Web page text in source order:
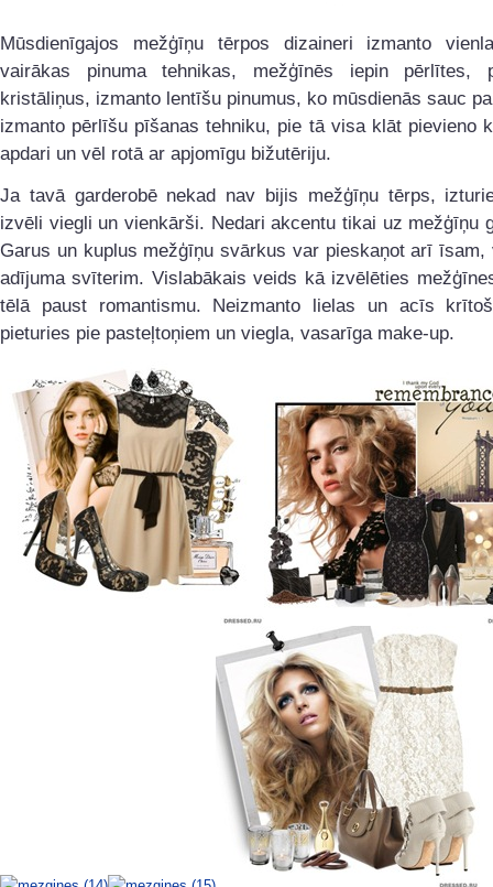
Mūsdienīgajos mežģīņu tērpos dizaineri izmanto
vairākas pinuma tehnikas, mežģīnēs iepin pērlītes,
kristāliņus, izmanto lentīšu pinumus, ko mūsdienās sauc
izmanto pērlīšu pīšanas tehniku, pie tā visa klāt pievieno
apdari un vēl rotā ar apjomīgu bižutēriju.
Ja tavā garderobē nekad nav bijis mežģīņu tērps,
izvēli viegli un vienkārši. Nedari akcentu tikai uz mežģīņu
Garus un kuplus mežģīņu svārkus var pieskaņot arī īsam,
adījuma svīterim. Vislabākais veids kā izvēlēties
tēlā paust romantismu. Neizmanto lielas un acīs
pieturies pie pasteļtoņiem un viegla, vasarīga make-up.